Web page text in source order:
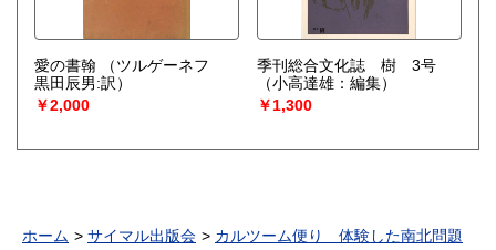
愛の書翰
（ツルゲーネフ
黒田辰男:訳）
￥2,000
季刊総合文化誌 樹 3号
（小高達雄：編集）
￥1,300
ホーム サイマル出版会 カルツーム便り 体験した南北問題